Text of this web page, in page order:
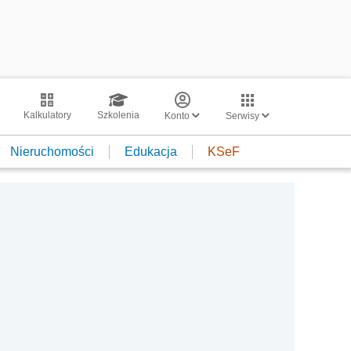
Kalkulatory Szkolenia Konto Serwisy
Nieruchomości Edukacja KSeF